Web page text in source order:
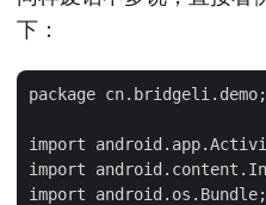
下：
package cn.bridgeli.demo;
import
import
import android.os.Bundle;